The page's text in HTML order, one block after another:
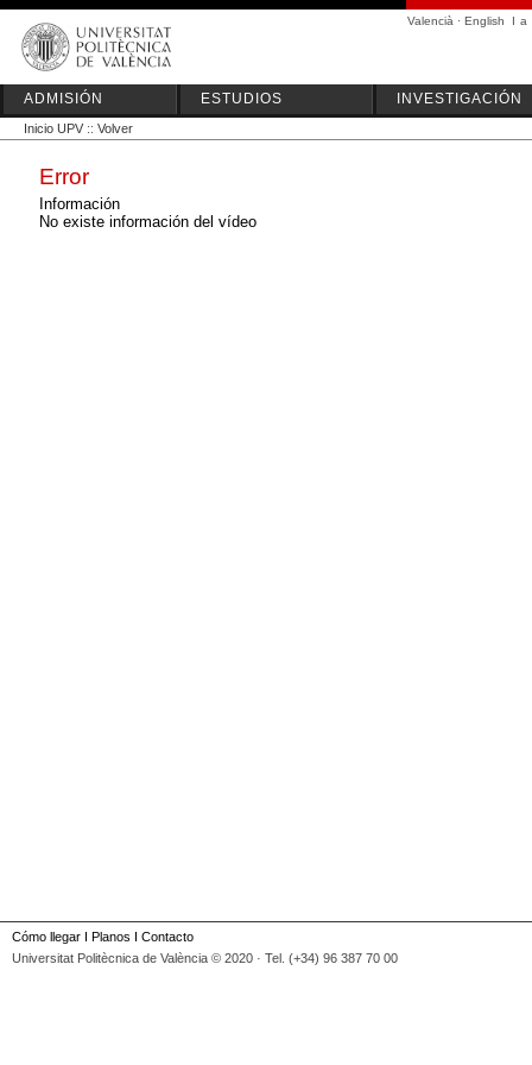
Valencià · English I a
ADMISIÓN ESTUDIOS INVESTIGACIÓN
Inicio UPV :: Volver
Error
Información
No existe información del vídeo
Cómo llegar I Planos I Contacto
Universitat Politècnica de València © 2020 · Tel. (+34) 96 387 70 00